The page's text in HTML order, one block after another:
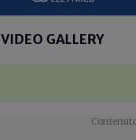
VIDEO GALLERY